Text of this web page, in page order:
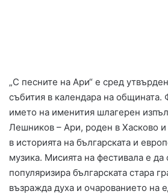
„С песните на Ари“ е сред
събития в календара на общината.
името на именития шлагерен
Лешников – Ари, роден в Хасково и
в историята на българската и
музика. Мисията на фестивала е да
популяризира българската стара
възражда духа и очарованието на